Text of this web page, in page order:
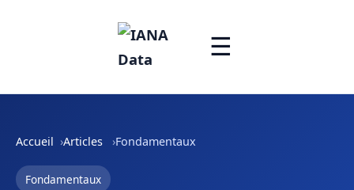
☰
Accueil Articles Fondamentaux
Fondamentaux